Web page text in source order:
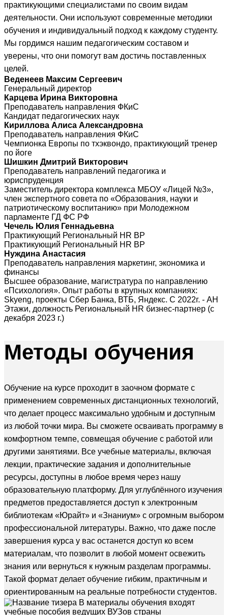
практикующими специалистами по своим видам
деятельности. Они используют современные методики
обучения и индивидуальный подход к каждому студенту.
Мы гордимся нашим педагогическим составом и
уверены, что они помогут вам достичь поставленных
целей.
Веденеев Максим Сергеевич
Генеральный директор
Карцева Ирина Викторовна
Преподаватель направления ФКиС
Кандидат педагогических наук
Кириллова Алиса Александровна
Преподаватель направления ФКиС
Чемпионка Европы по тхэквондо, практикующий тренер
по йоге
Шишкин Дмитрий Викторович
Преподаватель направлений педагогика и
юриспруденция
Заместитель директора комплекса МБОУ «Лицей №3»,
член экспертного совета по «Образования, науки и
патриотическому воспитанию» при Молодежном
парламенте ГД ФС РФ
Чечель Юлия Геннадьевна
Практикующий Региональный HR BP
Практикующий Региональный HR BP
Нуждина Анастасия
Преподаватель направления маркетинг, экономика и
финансы
Высшее образование, магистратура по направлению
«Психология». Опыт работы в крупных компаниях:
Skyeng, проекты Сбер Банка, ВТБ, Яндекс. С 2022г. - АН
Этажи, должность Региональный HR бизнес-партнер (с
декабря 2023 г.)
Методы обучения
Обучение на курсе проходит в заочном формате с
применением современных дистанционных технологий,
что делает процесс максимально удобным и доступным
из любой точки мира. Вы сможете осваивать программу в
комфортном темпе, совмещая обучение с работой или
другими занятиями. Все учебные материалы, включая
лекции, практические задания и дополнительные
ресурсы, доступны в любое время через нашу
образовательную платформу. Для углублённого изучения
предметов предоставляется доступ к электронным
библиотекам «Юрайт» и «Знаниум» с огромным выбором
профессиональной литературы. Важно, что даже после
завершения курса у вас останется доступ ко всем
материалам, что позволит в любой момент освежить
знания или вернуться к нужным разделам программы.
Такой формат делает обучение гибким, практичным и
ориентированным на реальные потребности студентов.
В материалы обучения входят
учебные пособия ведущих ВУЗов страны